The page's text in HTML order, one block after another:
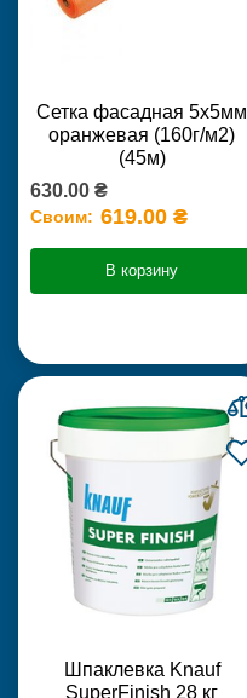
Сетка фасадная 5х5мм
оранжевая (160г/м2)
(45м)
630.00 ₴
Своим: 619.00 ₴
В корзину
Шпаклевка Knauf
SuperFinish 28 кг